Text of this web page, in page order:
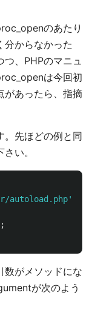
のあたり
分からなかった
つ、PHPのマニュ
は今回初
があったら、指摘
。先ほどの例と同
い。
autoload.php'
数がメソッドにな
が次のよう